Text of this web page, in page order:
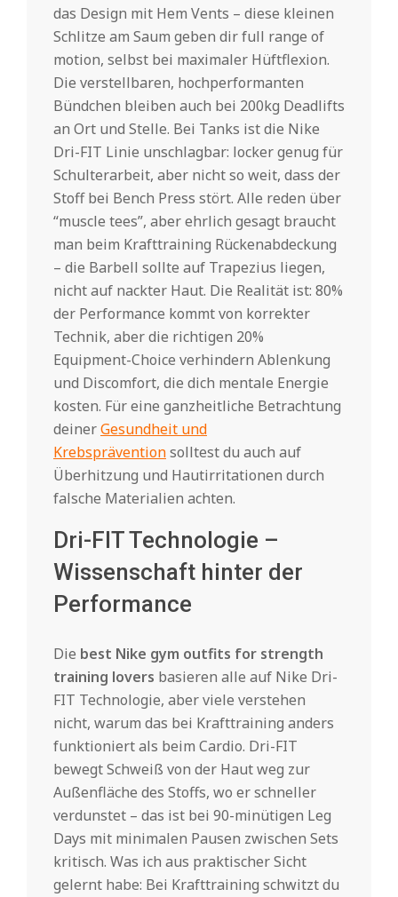
das Design mit Hem Vents – diese kleinen
Schlitze am Saum geben dir full range of
motion, selbst bei maximaler Hüftflexion.
Die verstellbaren, hochperformanten
Bündchen bleiben auch bei 200kg Deadlifts
an Ort und Stelle. Bei Tanks ist die Nike
Dri-FIT Linie unschlagbar: locker genug für
Schulterarbeit, aber nicht so weit, dass der
Stoff bei Bench Press stört. Alle reden über
“muscle tees”, aber ehrlich gesagt braucht
man beim Krafttraining Rückenabdeckung
– die Barbell sollte auf Trapezius liegen,
nicht auf nackter Haut. Die Realität ist: 80%
der Performance kommt von korrekter
Technik, aber die richtigen 20%
Equipment-Choice verhindern Ablenkung
und Discomfort, die dich mentale Energie
kosten. Für eine ganzheitliche Betrachtung
deinerGesundheit und
Krebspräventionsolltest du auch auf
Überhitzung und Hautirritationen durch
falsche Materialien achten.
Dri-FIT Technologie –
Wissenschaft hinter der
Performance
Die best Nike gym outfits for strength
training lovers basieren alle auf Nike Dri-
FIT Technologie, aber viele verstehen
nicht, warum das bei Krafttraining anders
funktioniert als beim Cardio. Dri-FIT
bewegt Schweiß von der Haut weg zur
Außenfläche des Stoffs, wo er schneller
verdunstet – das ist bei 90-minütigen Leg
Days mit minimalen Pausen zwischen Sets
kritisch. Was ich aus praktischer Sicht
gelernt habe: Bei Krafttraining schwitzt du